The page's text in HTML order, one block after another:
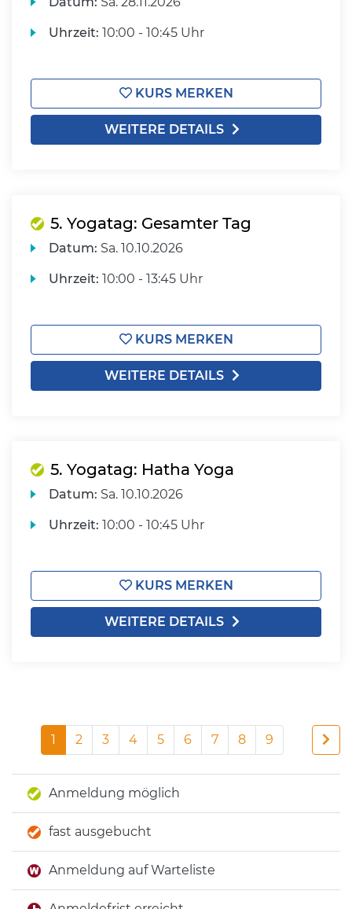
Uhrzeit: 10:00 - 10:45 Uhr
KURS MERKEN
WEITERE DETAILS
5. Yogatag: Gesamter Tag
Datum: Sa. 10.10.2026
Uhrzeit: 10:00 - 13:45 Uhr
KURS MERKEN
WEITERE DETAILS
5. Yogatag: Hatha Yoga
Datum: Sa. 10.10.2026
Uhrzeit: 10:00 - 10:45 Uhr
KURS MERKEN
WEITERE DETAILS
1 2 3 4 5 6 7 8 9
Anmeldung möglich
fast ausgebucht
Anmeldung auf Warteliste